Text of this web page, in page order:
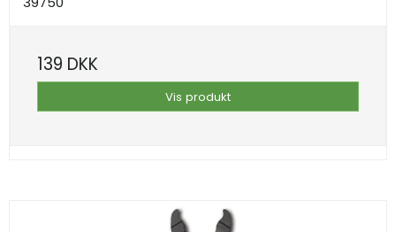
139 DKK
Vis produkt